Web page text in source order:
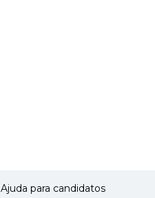
Ajuda para candidatos